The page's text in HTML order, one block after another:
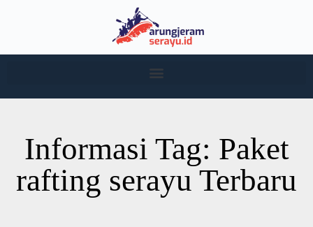
Informasi Tag: Paket
rafting serayu Terbaru